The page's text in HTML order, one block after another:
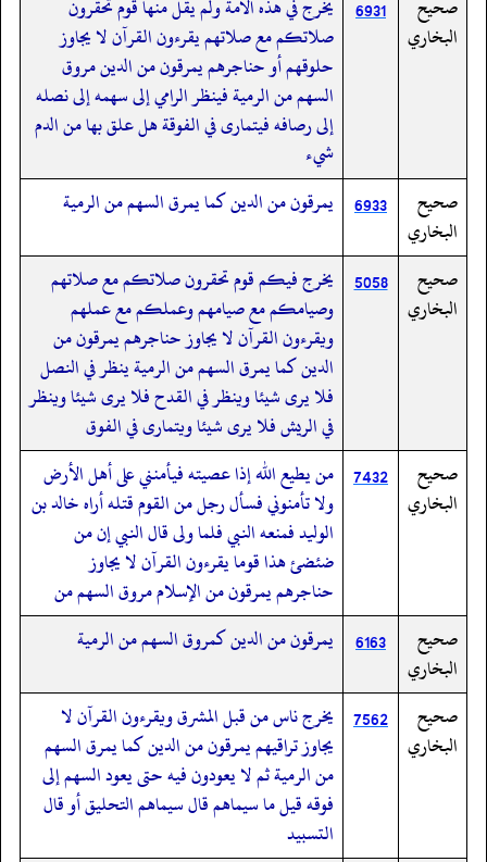
صحيح
البخاري
6931
يخرج في هذه الأمة ولم يقل منها قوم تحقرون
صلاتكم مع صلاتهم يقرءون القرآن لا يجاوز
حلوقهم أو حناجرهم يمرقون من الدين مروق
السهم من الرمية فينظر الرامي إلى سهمه إلى نصله
إلى رصافه فيتمارى في الفوقة هل علق بها من الدم
شيء
صحيح
البخاري
6933 يمرقون من الدين كما يمرق السهم من الرمية
صحيح
البخاري
5058 يخرج فيكم قوم تحقرون صلاتكم مع صلاتهم
وصيامكم مع صيامهم وعملكم مع عملهم
ويقرءون القرآن لا يجاوز حناجرهم يمرقون من
الدين كما يمرق السهم من الرمية ينظر في النصل
فلا يرى شيئا وينظر في القدح فلا يرى شيئا وينظر
في الريش فلا يرى شيئا ويتمارى في الفوق
صحيح
البخاري
7432 من يطيع الله إذا عصيته فيأمنني على أهل الأرض
ولا تأمنوني فسأل رجل من القوم قتله أراه خالد بن
الوليد فمنعه النبي فلما ولى قال النبي إن من
ضئضئ هذا قوما يقرءون القرآن لا يجاوز
حناجرهم يمرقون من الإسلام مروق السهم من
صحيح
البخاري
6163 يمرقون من الدين كمروق السهم من الرمية
صحيح
البخاري
7562 يخرج ناس من قبل المشرق ويقرءون القرآن لا
يجاوز تراقيهم يمرقون من الدين كما يمرق السهم
من الرمية ثم لا يعودون فيه حتى يعود السهم إلى
فوقه قيل ما سيماهم قال سيماهم التحليق أو قال
التسبيد